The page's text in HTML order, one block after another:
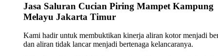
Jasa Saluran Cucian Piring Mampet Kampung
Melayu Jakarta Timur
Kami hadir untuk membuktikan kinerja aliran kotor menjadi
dan aliran tidak lancar menjadi bertenaga kelancaranya.